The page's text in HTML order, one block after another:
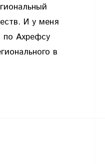
И у меня
по Ахрефсу
в